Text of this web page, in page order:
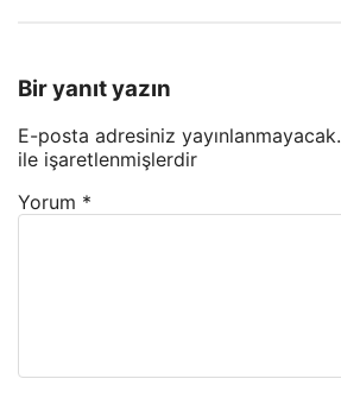
Bir yanıt yazın
E-posta adresiniz yayınlanmayacak.
ile işaretlenmişlerdir
Yorum *